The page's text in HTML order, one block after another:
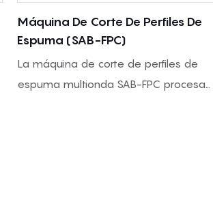
Máquina De Corte De Perfiles De
Espuma (SAB-FPC)
La máquina de corte de perfiles de
espuma multionda SAB-FPC procesa